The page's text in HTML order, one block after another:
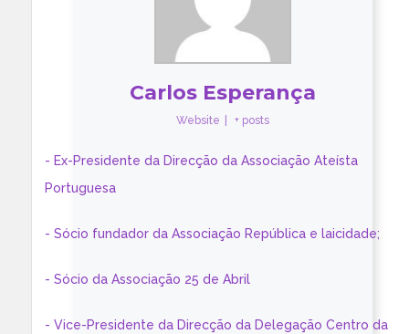
Carlos Esperança
Website + posts
- Ex-Presidente da Direcção da Associação Ateísta
Portuguesa
- Sócio fundador da Associação República e laicidade;
- Sócio da Associação 25 de Abril
- Vice-Presidente da Direcção da Delegação Centro da